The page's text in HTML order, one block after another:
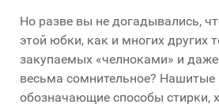
Но разве вы не догадывались,
этой юбки, как и многих других
закупаемых «челноками» и
весьма сомнительное?
обозначающие способы стирки,